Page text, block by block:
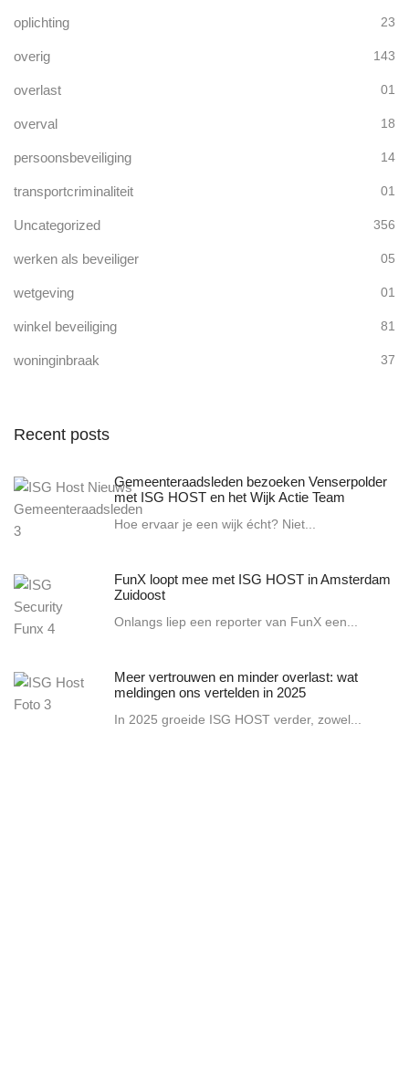
oplichting 23
overig 143
overlast 01
overval 18
persoonsbeveiliging 14
transportcriminaliteit 01
Uncategorized 356
werken als beveiliger 05
wetgeving 01
winkel beveiliging 81
woninginbraak 37
Recent posts
Gemeenteraadsleden bezoeken Venserpolder
met ISG HOST en het Wijk Actie Team
Hoe ervaar je een wijk écht? Niet...
FunX loopt mee met ISG HOST in Amsterdam
Zuidoost
Onlangs liep een reporter van FunX een...
Meer vertrouwen en minder overlast: wat
meldingen ons vertelden in 2025
In 2025 groeide ISG HOST verder, zowel...